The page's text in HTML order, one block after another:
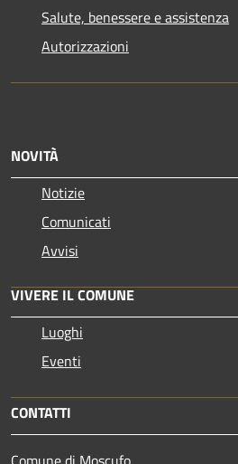
Salute, benessere e assistenza
Autorizzazioni
NOVITÀ
Notizie
Comunicati
Avvisi
VIVERE IL COMUNE
Luoghi
Eventi
CONTATTI